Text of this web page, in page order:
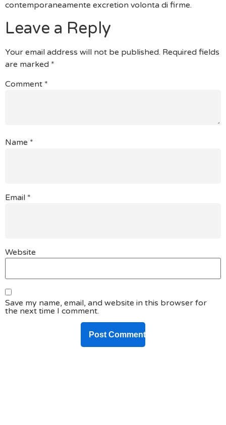
contemporaneamente excretion volonta di firme.
Leave a Reply
Your email address will not be published. Required fields
are marked *
Comment *
Name *
Email *
Website
Save my name, email, and website in this browser for
the next time I comment.